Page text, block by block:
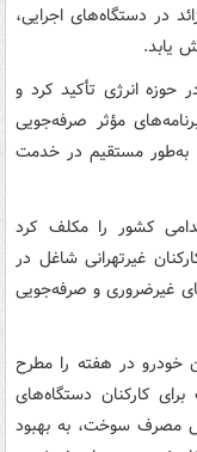
در دستگاه‌های اجرایی،
یابد.
انرژی تأکید کرد و
مؤثر صرفه‌جویی
به‌طور مستقیم در خدمت
کشور را مکلف کرد
غیرتهرانی شاغل در
غیرضروری و صرفه‌جویی
خودرو در هفته را مطرح
کارکنان دستگاه‌های
مصرف سوخت، به بهبود